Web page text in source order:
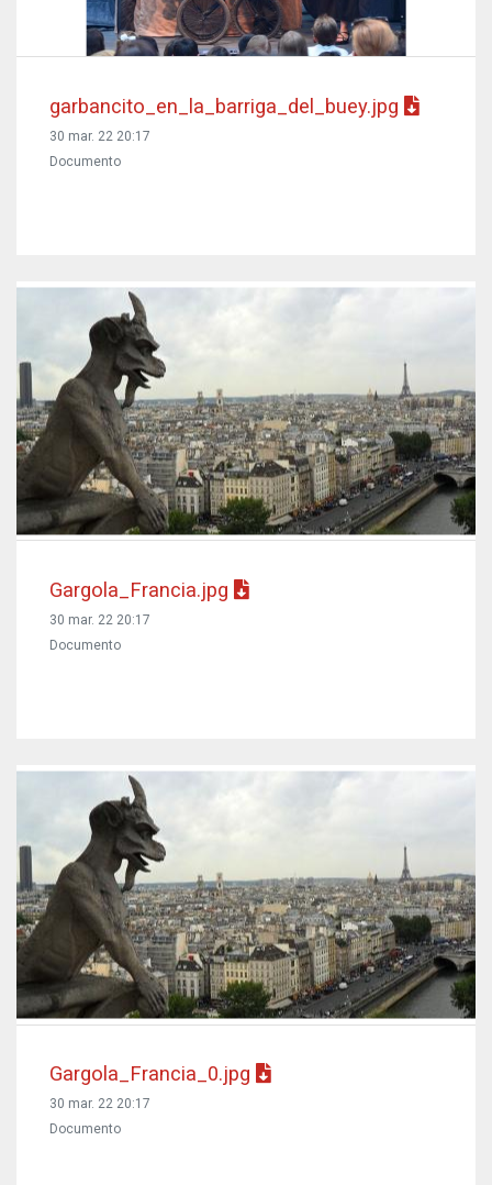
garbancito_en_la_barriga_del_buey.jpg
30 mar. 22 20:17
Documento
Gargola_Francia.jpg
30 mar. 22 20:17
Documento
Gargola_Francia_0.jpg
30 mar. 22 20:17
Documento